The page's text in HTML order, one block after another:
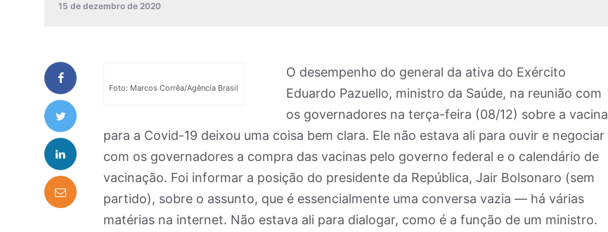
15 de dezembro de 2020
Foto: Marcos Corrêa/Agência Brasil
O desempenho do general da ativa do Exército
Eduardo Pazuello, ministro da Saúde, na reunião com
os governadores na terça-feira (08/12) sobre a vacina
para a Covid-19 deixou uma coisa bem clara. Ele não estava ali para ouvir e negociar
com os governadores a compra das vacinas pelo governo federal e o calendário de
vacinação. Foi informar a posição do presidente da República, Jair Bolsonaro (sem
partido), sobre o assunto, que é essencialmente uma conversa vazia — há várias
matérias na internet. Não estava ali para dialogar, como é a função de um ministro.